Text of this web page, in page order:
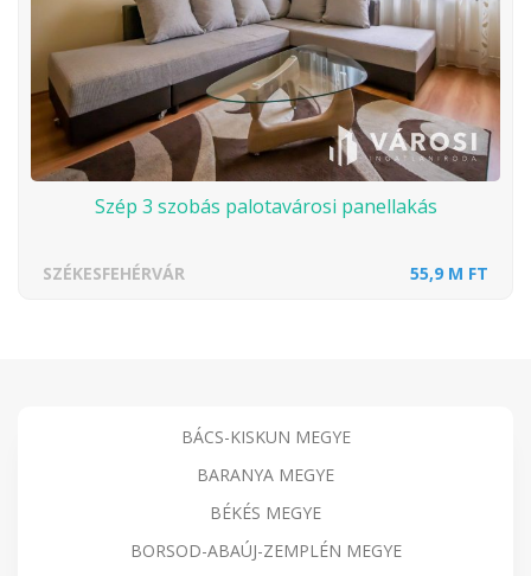
Szép 3 szobás palotavárosi panellakás
SZÉKESFEHÉRVÁR 55,9 M FT
BÁCS-KISKUN MEGYE
BARANYA MEGYE
BÉKÉS MEGYE
BORSOD-ABAÚJ-ZEMPLÉN MEGYE